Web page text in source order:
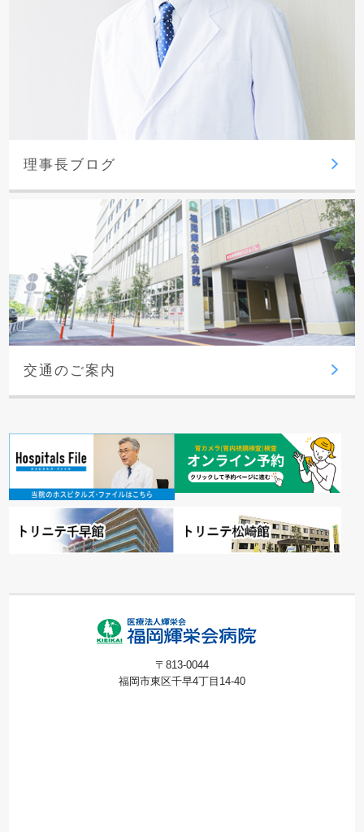
理事長ブログ
交通のご案内
〒813-0044
福岡市東区千早4丁目14-40